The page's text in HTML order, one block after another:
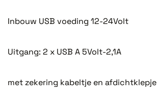
Inbouw USB voeding 12-24Volt
Uitgang: 2 x USB A 5Volt-2,1A
met zekering kabeltje en afdichtklepje